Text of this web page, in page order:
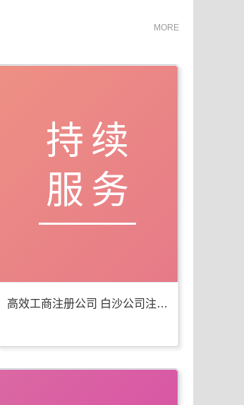
MORE
持续
服务
高效工商注册公司 白沙公司注册服务全